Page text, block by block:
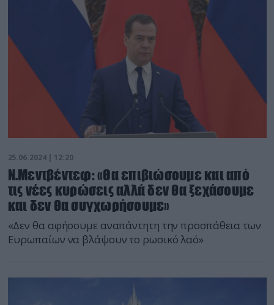
25.06.2024 | 12:20
Ν.Μεντβέντεφ: «Θα επιβιώσουμε και από
τις νέες κυρώσεις αλλά δεν θα ξεχάσουμε
και δεν θα συγχωρήσουμε»
«Δεν θα αφήσουμε αναπάντητη την προσπάθεια των
Ευρωπαίων να βλάψουν το ρωσικό λαό»